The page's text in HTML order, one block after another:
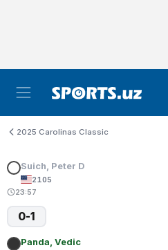
2025 Carolinas Classic
Suich, Peter D
2105
23:57
0-1
Panda, Vedic